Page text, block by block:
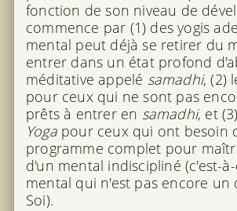
fonction de son niveau de
commence par (1) des yogis
mental peut déjà se retirer du
entrer dans un état profond
méditative appelé samadhi, (2)
pour ceux qui ne sont pas
prêts à entrer en samadhi, et (3)
Yogapour ceux qui ont besoin
programme complet pour
d'un mental indiscipliné (c'est-
mental qui n'est pas encore un
Soi).